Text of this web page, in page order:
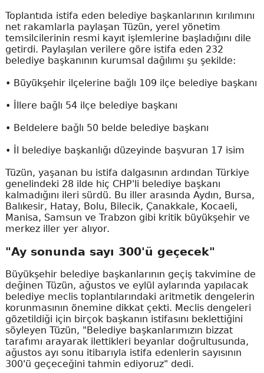
Toplantıda istifa eden belediye başkanlarının kırılımını
net rakamlarla paylaşan Tüzün, yerel yönetim
temsilcilerinin resmi kayıt işlemlerine başladığını dile
getirdi. Paylaşılan verilere göre istifa eden 232
belediye başkanının kurumsal dağılımı şu şekilde:
• Büyükşehir ilçelerine bağlı 109 ilçe belediye başkanı
• İllere bağlı 54 ilçe belediye başkanı
• Beldelere bağlı 50 belde belediye başkanı
• İl belediye başkanlığı düzeyinde başvuran 17 isim
Tüzün, yaşanan bu istifa dalgasının ardından Türkiye
genelindeki 28 ilde hiç CHP'li belediye başkanı
kalmadığını ileri sürdü. Bu iller arasında Aydın, Bursa,
Balıkesir, Hatay, Bolu, Bilecik, Çanakkale, Kocaeli,
Manisa, Samsun ve Trabzon gibi kritik büyükşehir ve
merkez iller yer alıyor.
"Ay sonunda sayı 300'ü geçecek"
Büyükşehir belediye başkanlarının geçiş takvimine de
değinen Tüzün, ağustos ve eylül aylarında yapılacak
belediye meclis toplantılarındaki aritmetik dengelerin
korunmasının önemine dikkat çekti. Meclis dengeleri
gözetildiği için birçok başkanın istifasını beklettiğini
söyleyen Tüzün, "Belediye başkanlarımızın bizzat
tarafımı arayarak ilettikleri beyanlar doğrultusunda,
ağustos ayı sonu itibarıyla istifa edenlerin sayısının
300'ü geçeceğini tahmin ediyoruz" dedi.